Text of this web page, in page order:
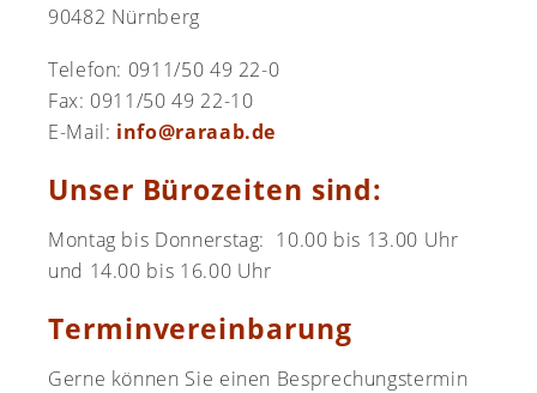
90482 Nürnberg
Telefon: 0911/50 49 22-0
Fax: 0911/50 49 22-10
E-Mail: info@raraab.de
Unser Bürozeiten sind:
Montag bis Donnerstag: 10.00 bis 13.00 Uhr
und 14.00 bis 16.00 Uhr
Terminvereinbarung
Gerne können Sie einen Besprechungstermin